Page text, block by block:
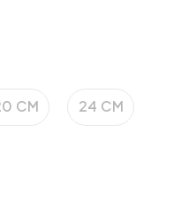
CM 24 CM